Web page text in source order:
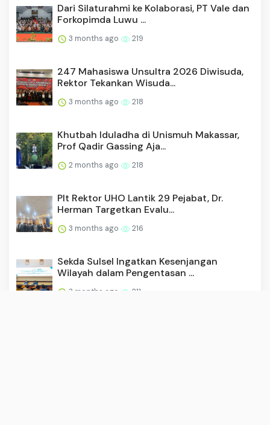
Forkopimda Luwu ...
3 months ago 219
Rektor Tekankan Wisuda...
3 months ago 218
Prof Qadir Gassing Aja...
2 months ago 218
Herman Targetkan Evalu...
3 months ago 216
Wilayah dalam Pengentasan ...
3 months ago 211